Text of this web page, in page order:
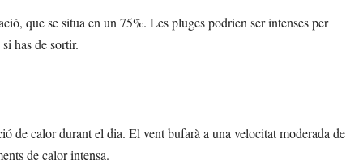
que se situa en un 75%. Les pluges podrien ser intenses per
has de sortir.
de calor durant el dia. El vent bufarà a una velocitat moderada de
de calor intensa.